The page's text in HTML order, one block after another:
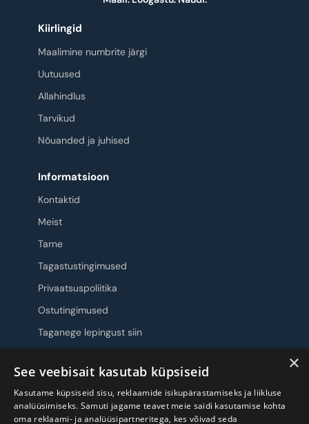
Kiirlingid
Maalimine numbrite järgi
Uutuused
Allahindlus
Tarvikud
Nõuanded ja juhised
Informatsioon
Kontaktid
Meist
Tarne
Tagastustingimused
Privaatsuspoliitika
Ostutingimused
Taganege lepingust siin
Jälgi meid ×
See veebisait kasutab küpsiseid
Kasutame küpsiseid sisu, reklaamide isikupärastamiseks ja liikluse
analüüsimiseks. Samuti jagame teavet meie saidi kasutamise kohta
oma reklaami- ja analüüsipartneritega, kes võivad seda